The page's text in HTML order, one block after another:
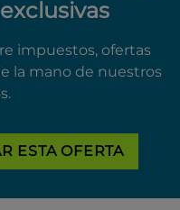
impuestos, ofertas
la mano de nuestros
ESTA OFERTA